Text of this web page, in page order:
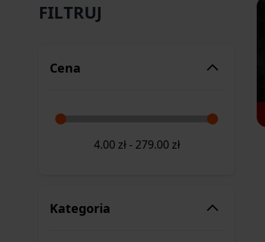
FILTRUJ
Cena
4.00 zł - 279.00 zł
Kategoria